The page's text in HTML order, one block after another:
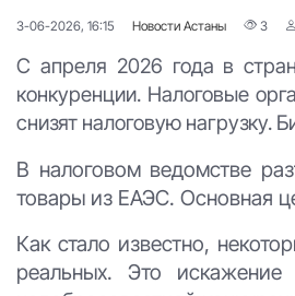
3-06-2026, 16:15 Новости Астаны 3
С апреля 2026 года в
конкуренции. Налоговые
снизят налоговую нагрузку.
В налоговом ведомстве
товары из ЕАЭС. Основная
Как стало известно,
реальных. Это